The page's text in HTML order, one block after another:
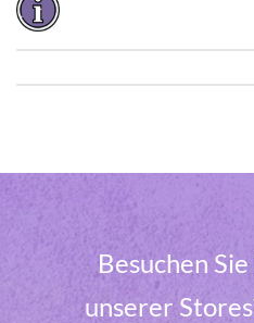
Besuchen
unserer